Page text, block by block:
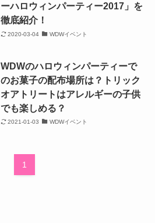
ーハロウィンパーティー2017」を
徹底紹介！
2020-03-04 WDWイベント
WDWのハロウィンパーティーで
のお菓子の配布場所は？トリック
オアトリートはアレルギーの子供
でも楽しめる？
2021-01-03 WDWイベント
1